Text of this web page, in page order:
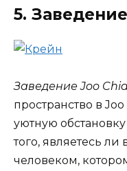
5.
Заведение Joo
пространство в
уютную
того, являетесь
человеком,